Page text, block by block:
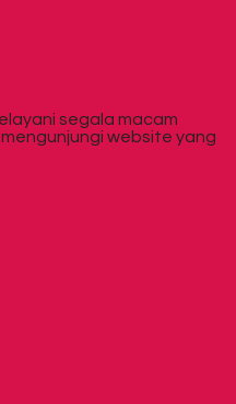
segala macam
website yang